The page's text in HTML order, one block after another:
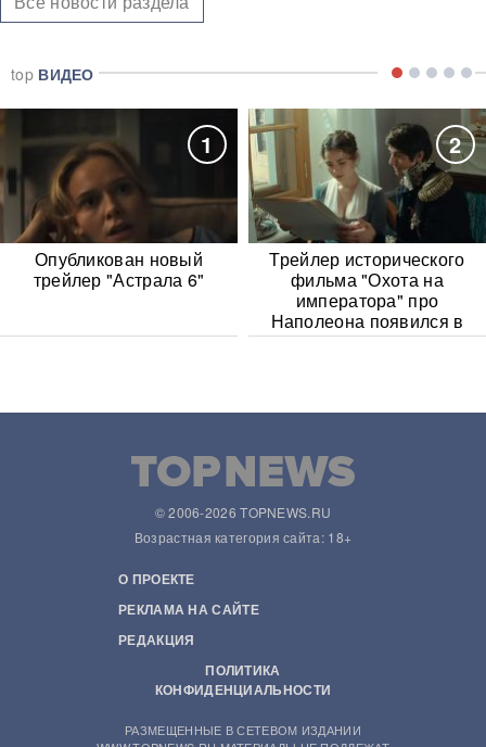
top ВИДЕО
1
Опубликован новый
трейлер "Астрала 6"
2
Трейлер исторического
фильма "Охота на
императора" про
Наполеона появился в
Сети
© 2006-2026 TOPNEWS.RU
Возрастная категория сайта: 18+
О ПРОЕКТЕ
РЕКЛАМА НА САЙТЕ
РЕДАКЦИЯ
ПОЛИТИКА
КОНФИДЕНЦИАЛЬНОСТИ
РАЗМЕЩЕННЫЕ В СЕТЕВОМ ИЗДАНИИ